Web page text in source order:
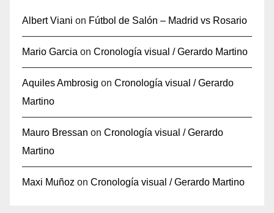
Albert Viani on Fútbol de Salón – Madrid vs Rosario
Mario Garcia on Cronología visual / Gerardo Martino
Aquiles Ambrosig on Cronología visual / Gerardo
Martino
Mauro Bressan on Cronología visual / Gerardo
Martino
Maxi Muñoz on Cronología visual / Gerardo Martino